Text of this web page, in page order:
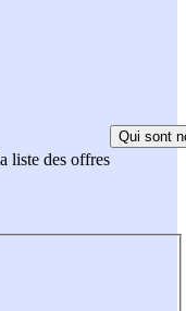
liste des offres
Qui sont